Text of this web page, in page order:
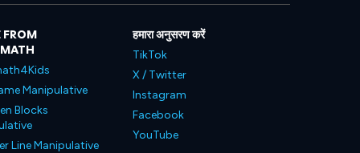
FROM
Manipulative
Blocks
Line Manipulative
हमारा अनुसरण करें
TikTok
X / Twitter
Instagram
Facebook
YouTube